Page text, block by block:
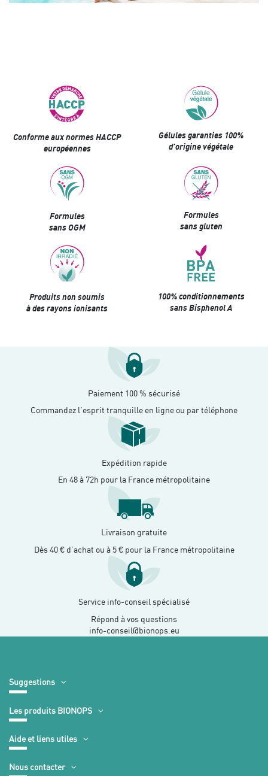
Conforme aux normes HACCP
européennes
Gélules garanties 100%
d’origine végétale
Formules
sans OGM
Formules
sans gluten
Produits non soumis
à des rayons ionisants
100% conditionnements
sans Bisphenol A
Paiement 100 % sécurisé
Commandez l'esprit tranquille en ligne ou par téléphone
Expédition rapide
En 48 à 72h pour la France métropolitaine
Livraison gratuite
Dès 40 € d’achat ou à 5 € pour la France métropolitaine
Service info-conseil spécialisé
Répond à vos questions
info-conseil@bionops.eu
Suggestions
Les produits BIONOPS
Aide et liens utiles
Nous contacter